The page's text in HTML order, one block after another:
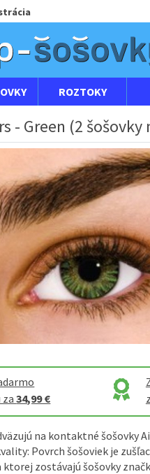
ROZTOKY
- Green (2
za34,99 €
na kontaktné šošovky
Povrch šošoviek je
zostávajú šošovky